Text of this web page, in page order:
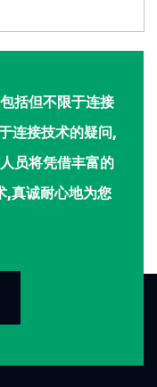
括但不限于连接
连接技术的疑问,
员将凭借丰富的
,真诚耐心地为您